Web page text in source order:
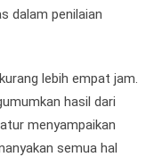
dalam penilaian
lebih empat jam.
hasil dari
menyampaikan
semua hal